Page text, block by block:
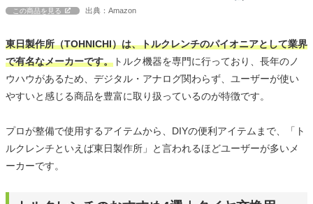
この商品を見る 出典：Amazon
東日製作所（TOHNICHI）は、トルクレンチのパイオニアとして業界
で有名なメーカーです。 トルク機器を専門に行っており、長年のノ
ウハウがあるため、デジタル・アナログ関わらず、ユーザーが使い
やすいと感じる商品を豊富に取り扱っているのが特徴です。
プロが整備で使用するアイテムから、DIYの便利アイテムまで、「ト
ルクレンチといえば東日製作所」と言われるほどユーザーが多いメ
ーカーです。